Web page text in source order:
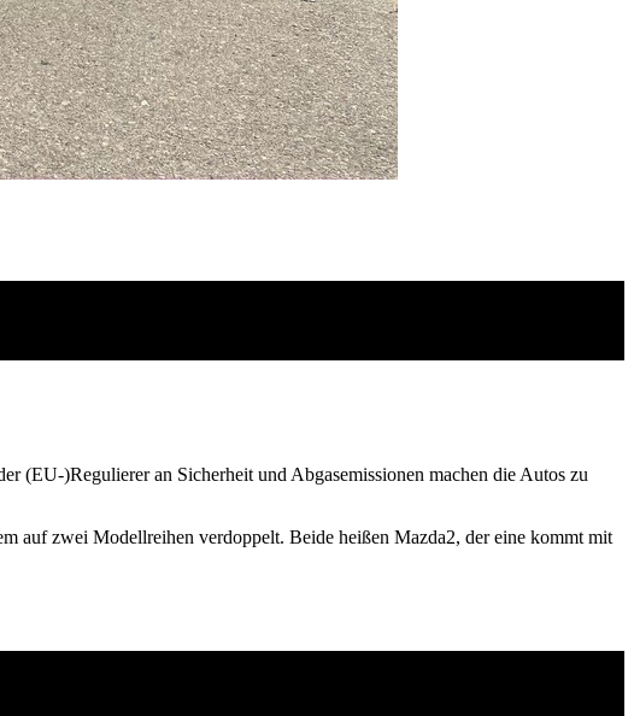
(EU-)Regulierer an Sicherheit und Abgasemissionen machen die Autos zu
auf zwei Modellreihen verdoppelt. Beide heißen Mazda2, der eine kommt mit